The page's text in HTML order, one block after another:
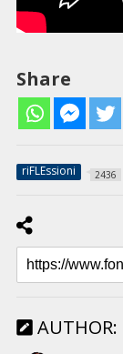
Share
riFLEssioni 2436
AUTHOR: